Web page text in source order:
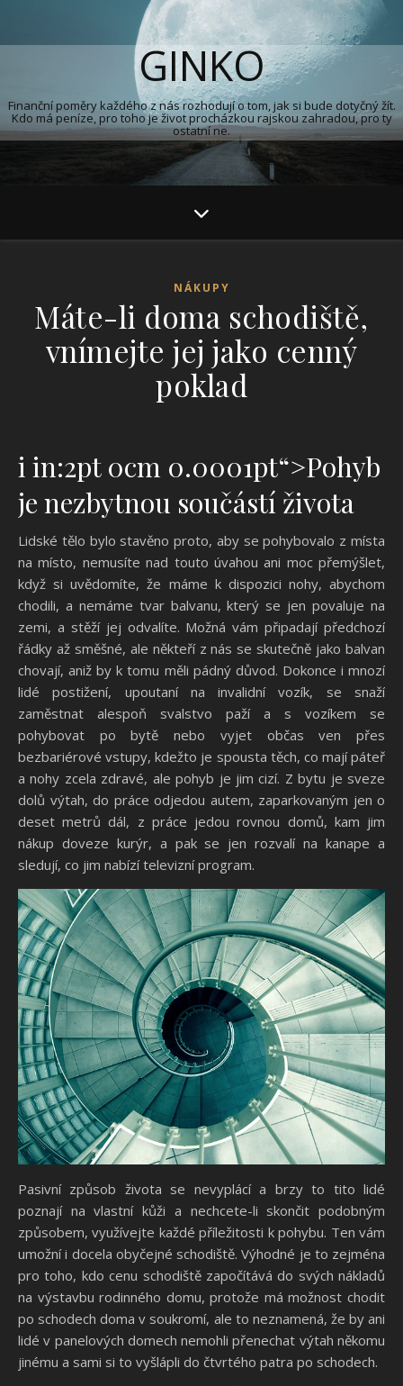
GINKO
Finanční poměry každého z nás rozhodují o tom, jak si bude dotyčný žít.
Kdo má peníze, pro toho je život procházkou rajskou zahradou, pro ty
ostatní ne.
NÁKUPY
Máte-li doma schodiště,
vnímejte jej jako cenný
poklad
i in:2pt 0cm 0.0001pt“>Pohyb
je nezbytnou součástí života
Lidské tělo bylo stavěno proto, aby se pohybovalo z místa
na místo, nemusíte nad touto úvahou ani moc přemýšlet,
když si uvědomíte, že máme k dispozici nohy, abychom
chodili, a nemáme tvar balvanu, který se jen povaluje na
zemi, a stěží jej odvalíte. Možná vám připadají předchozí
řádky až směšné, ale někteří z nás se skutečně jako balvan
chovají, aniž by k tomu měli pádný důvod. Dokonce i mnozí
lidé postižení, upoutaní na invalidní vozík, se snaží
zaměstnat alespoň svalstvo paží a s vozíkem se
pohybovat po bytě nebo vyjet občas ven přes
bezbariérové vstupy, kdežto je spousta těch, co mají páteř
a nohy zcela zdravé, ale pohyb je jim cizí. Z bytu je sveze
dolů výtah, do práce odjedou autem, zaparkovaným jen o
deset metrů dál, z práce jedou rovnou domů, kam jim
nákup doveze kurýr, a pak se jen rozvalí na kanape a
sledují, co jim nabízí televizní program.
Pasivní způsob života se nevyplácí a brzy to tito lidé
poznají na vlastní kůži a nechcete-li skončit podobným
způsobem, využívejte každé příležitosti k pohybu. Ten vám
umožní i docela obyčejné schodiště. Výhodné je to zejména
pro toho, kdocenu schodištězapočítává do svých nákladů
na výstavbu rodinného domu, protože má možnost chodit
po schodech doma v soukromí, ale to neznamená, že by ani
lidé v panelových domech nemohli přenechat výtah někomu
jinému a sami si to vyšlápli do čtvrtého patra po schodech.